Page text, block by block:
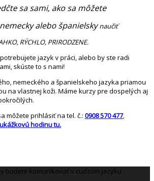
sa sami, ako sa môžete
nemeckyalebo španielskynaučiť
RÝCHLO, PRIRODZENE.
jazyk v práci, alebo by ste radi
skúste to s nami!
nemeckého a španielskeho jazyka priamou
na vlastnej koži. Máme kurzy pre dospelých aj
môžete prihlásiť na tel. č.: 0908 570 477,
hodinu tu.
budete komunikovať v cudzom jazyku.